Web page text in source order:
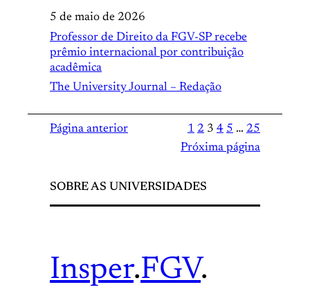
5 de maio de 2026
Professor de Direito da FGV-SP recebe
prêmio internacional por contribuição
acadêmica
The University Journal – Redação
Página anterior 1 2 3 4 5 … 25
Próxima página
SOBRE AS UNIVERSIDADES
Insper.FGV.